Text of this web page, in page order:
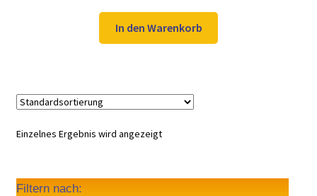
Preis
war:
36,98 €
Preis
ist:
27,97 €.
In den Warenkorb
Einzelnes Ergebnis wird angezeigt
Filtern nach: